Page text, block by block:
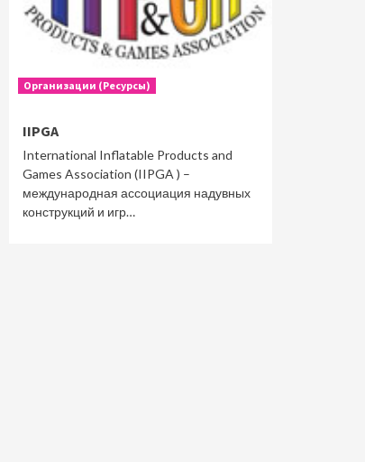
Организации (Ресурсы)
IIPGA
International Inflatable Products and
Games Association (IIPGA ) –
международная ассоциация надувных
конструкций и игр…